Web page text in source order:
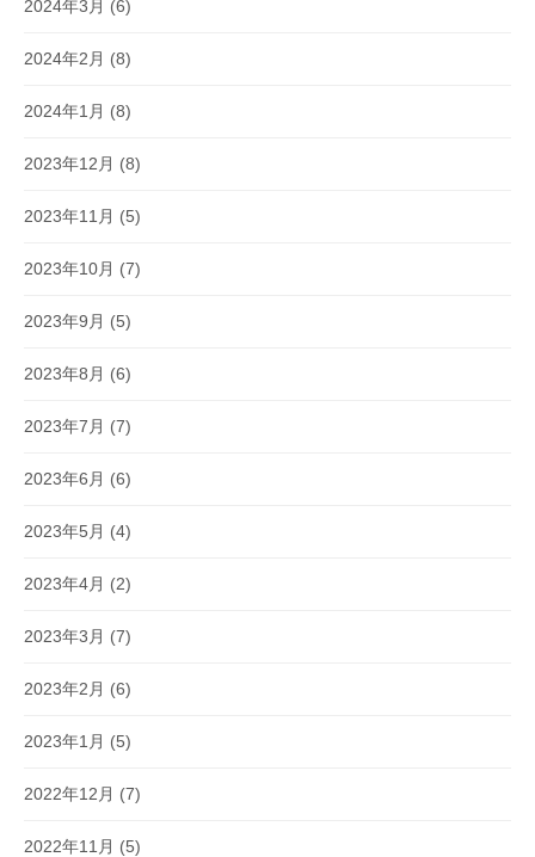
2024年3月 (6)
2024年2月 (8)
2024年1月 (8)
2023年12月 (8)
2023年11月 (5)
2023年10月 (7)
2023年9月 (5)
2023年8月 (6)
2023年7月 (7)
2023年6月 (6)
2023年5月 (4)
2023年4月 (2)
2023年3月 (7)
2023年2月 (6)
2023年1月 (5)
2022年12月 (7)
2022年11月 (5)